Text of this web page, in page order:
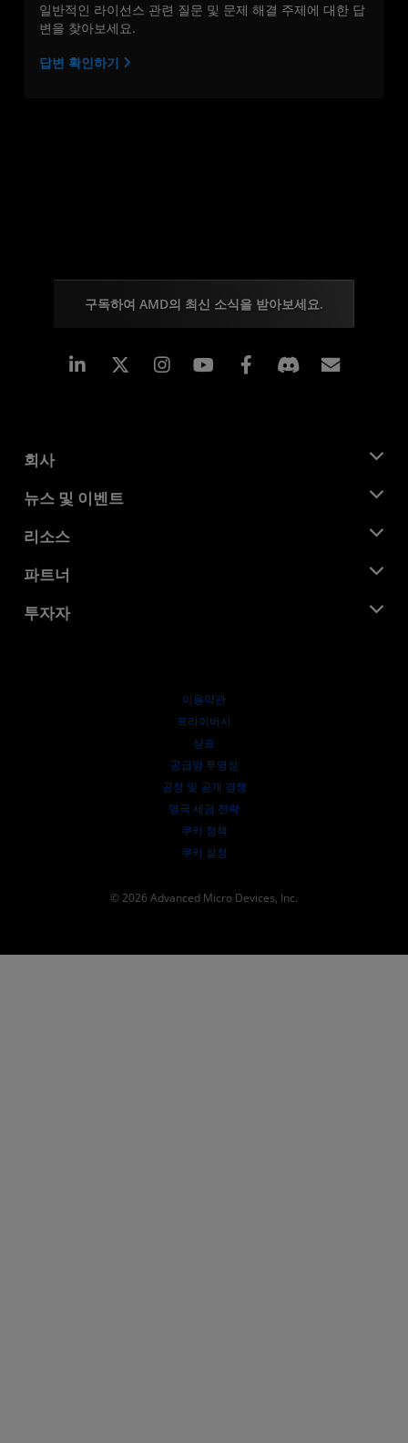
일반적인 라이선스 관련 질문 및 문제 해결 주제에 대한 답
변을 찾아보세요.
답변 확인하기
구독하여 AMD의 최신 소식을 받아보세요.
Linkedin Instagram Facebook
회사
AMD 소개
기업의 사회적 책임
채용
문의하기
뉴스 및 이벤트
뉴스룸
미디어 라이브러리
리소스
개발자 센트럴
사례 연구
파트너
AMD 파트너 허브
투자자
이용약관
프라이버시
상표
공급망 투명성
공정 및 공개 경쟁
영국 세금 전략
쿠키 정책
쿠키 설정
© 2026 Advanced Micro Devices, Inc.